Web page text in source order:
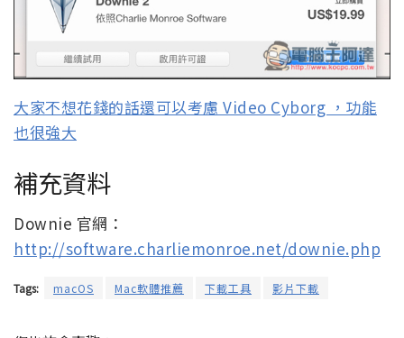
大家不想花錢的話還可以考慮 Video Cyborg ，功能
也很強大
補充資料
Downie 官網：
http://software.charliemonroe.net/downie.php
Tags: macOS Mac軟體推薦 下載工具 影片下載